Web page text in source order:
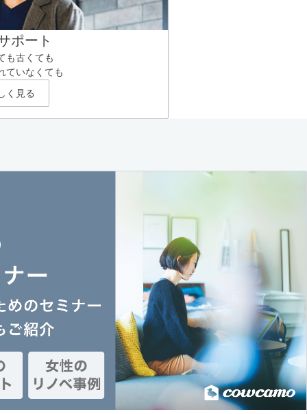
ポート
も古くても
ていなくても
く見る